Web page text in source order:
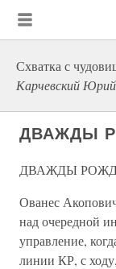
Схватка с
Карчевский
ДВАЖДЫ
ДВАЖДЫ
Ованес
над очередной
управление,
линии КР, с